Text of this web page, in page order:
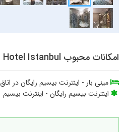
امکانات محبوب Adelmar Hotel Istanbul
مینی بار - اینترنت بیسیم رایگان در اتاق
اینترنت بیسیم رایگان - اینترنت بیسیم